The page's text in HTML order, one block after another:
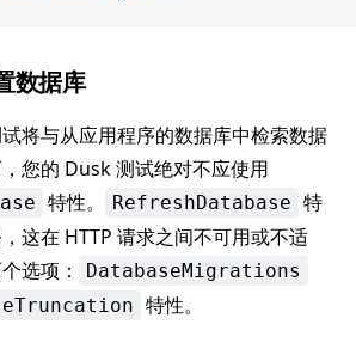
数据库
将与从应用程序的数据库中检索数据
您的 Dusk 测试绝对不应使用
特性。 RefreshDatabase 特
这在 HTTP 请求之间不可用或不适
选项：
DatabaseMigrations
特性。